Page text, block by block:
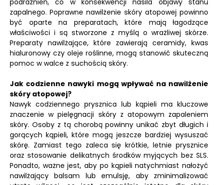
podrażnień, co w konsekwencji nasila objawy stanu
zapalnego. Poprawne nawilżenie skóry atopowej powinno
być oparte na preparatach, które mają łagodzące
właściwości i są stworzone z myślą o wrażliwej skórze.
Preparaty nawilżające, które zawierają ceramidy, kwas
hialuronowy czy oleje roślinne, mogą stanowić skuteczną
pomoc w walce z suchością skóry.
Jak codzienne nawyki mogą wpływać na nawilżenie
skóry atopowej?
Nawyk codziennego prysznica lub kąpieli ma kluczowe
znaczenie w pielęgnacji skóry z atopowym zapaleniem
skóry. Osoby z tą chorobą powinny unikać zbyt długich i
gorących kąpieli, które mogą jeszcze bardziej wysuszać
skórę. Zamiast tego zaleca się krótkie, letnie prysznice
oraz stosowanie delikatnych środków myjących bez SLS.
Ponadto, ważne jest, aby po kąpieli natychmiast nałożyć
nawilżający balsam lub emulsję, aby zminimalizować